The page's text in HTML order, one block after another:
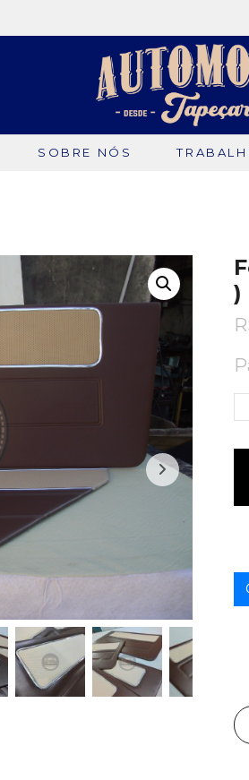
SOBRE NÓS
)